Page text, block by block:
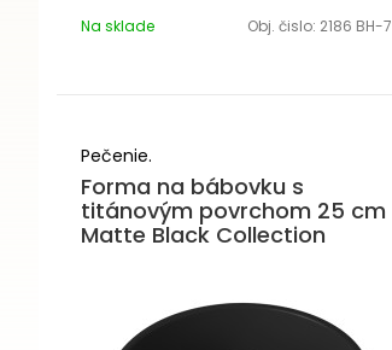
Na sklade Obj. čislo: 2186 BH-7919
Pečenie.
Forma na bábovku s
titánovým povrchom 25 cm
Matte Black Collection